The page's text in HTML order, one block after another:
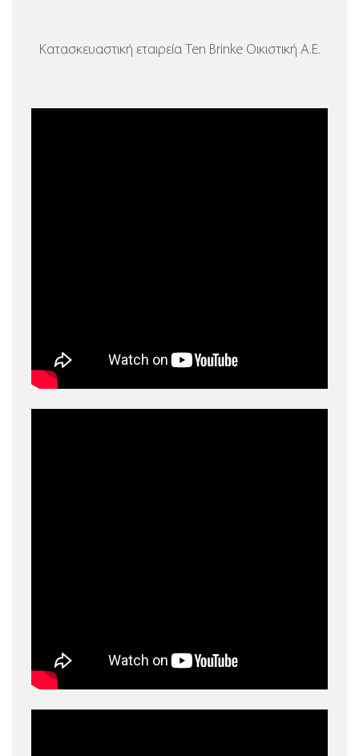
Κατασκευαστική εταιρεία Ten Brinke Οικιστική Α.Ε.